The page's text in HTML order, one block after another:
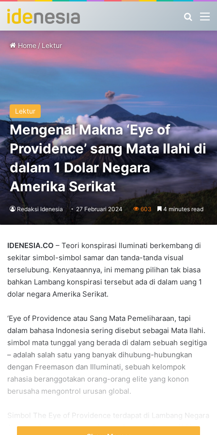
Home / Lektur
Lektur
Mengenal Makna ‘Eye of
Providence’ sang Mata Ilahi di
dalam 1 Dolar Negara
Amerika Serikat
Redaksi Idenesia 27 Februari 2024 603 4 minutes read
IDENESIA.CO – Teori konspirasi Iluminati berkembang di
sekitar simbol-simbol samar dan tanda-tanda visual
terselubung. Kenyataannya, ini memang pilihan tak biasa
bahkan Lambang konspirasi tersebut ada di dalam uang 1
dolar negara Amerika Serikat.
‘Eye of Providence atau Sang Mata Pemeliharaan, tapi
dalam bahasa Indonesia sering disebut sebagai Mata Ilahi.
simbol mata tunggal yang berada di dalam sebuah segitiga
– adalah salah satu yang banyak dihubung-hubungkan
dengan Freemason dan Illuminati, sebuah kelompok
rahasia beranggotakan orang-orang elite yang konon
berusaha mengontrol urusan global.
Simbol The Eye of Providence terdapat di Lambang Negara
Amerika Serikat dan uang 1 dolar Amerika Serikat (AS).